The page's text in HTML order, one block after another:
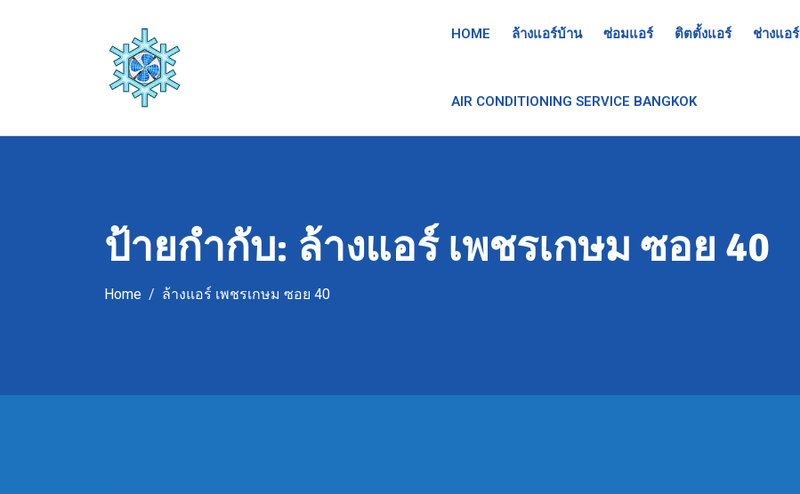
HOME ล้างแอร์บ้าน ซ่อมแอร์ ติตตั้งแอร์ ช่างแอร์
AIR CONDITIONING SERVICE BANGKOK
ป้ายกำกับ: ล้างแอร์ เพชรเกษม ซอย 40
Home ล้างแอร์ เพชรเกษม ซอย 40